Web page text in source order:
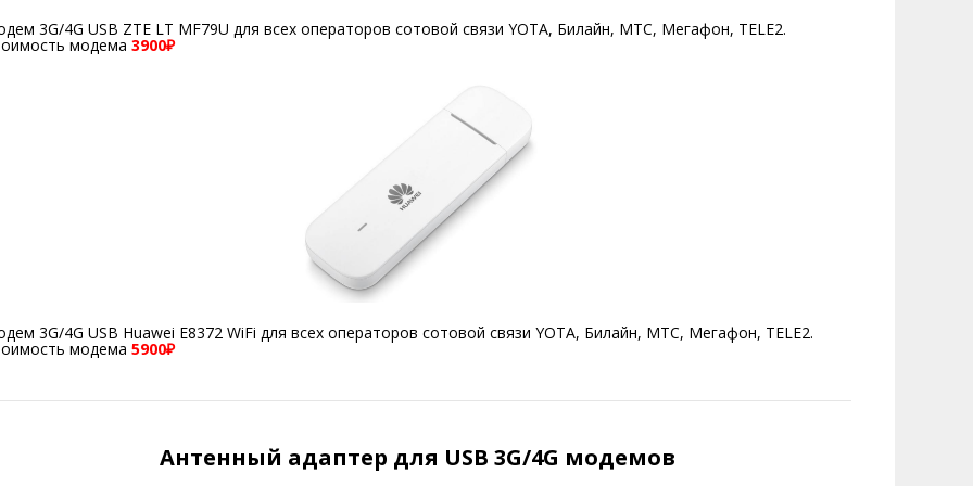
3G/4G USB ZTE LT MF79U для всех операторов сотовой связи YOTA, Билайн, МТС, Мегафон, TELE2.
модема 3900₽
3G/4G USB Huawei E8372 WiFi для всех операторов сотовой связи YOTA, Билайн, МТС, Мегафон, TELE2.
модема 5900₽
Антенный адаптер для USB 3G/4G модемов